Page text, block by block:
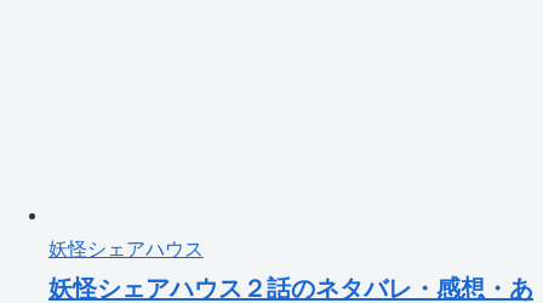
妖怪シェアハウス
妖怪シェアハウス２話のネタバレ・感想・あ